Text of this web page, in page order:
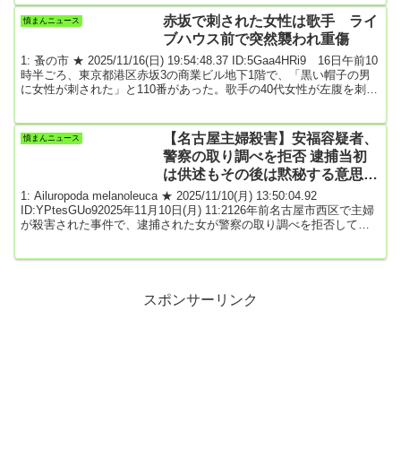
夕、首相官邸。首相は自民の鈴木幹事長と日本維新の会の吉村代表
（大阪府知事）、藤田文武共同代表と向き合い、こう宣言した。出
憤まんニュース
赤坂で刺された女性は歌手 ライ
ブハウス前で突然襲われ重傷
1: 蚤の市 ★ 2025/11/16(日) 19:54:48.37 ID:5Gaa4HRi9 16日午前10
時半ごろ、東京都港区赤坂3の商業ビル地下1階で、「黒い帽子の男
に女性が刺された」と110番があった。歌手の40代女性が左腹を刺さ
視庁は殺人未遂事件として逃げた人物の行方を追っている。警視庁
赤坂署によると、女性は地下1階にあるライブハウス前で、従業員が
憤まんニュース
【名古屋主婦殺害】安福容疑者、
警察の取り調べを拒否 逮捕当初
は供述もその後は黙秘する意思示
す 動機はいまだ明らかにならず
1: Ailuropoda melanoleuca ★ 2025/11/10(月) 13:50:04.92
ID:YPtesGUo92025年11月10日(月) 11:2126年前名古屋市西区で主婦
が殺害された事件で、逮捕された女が警察の取り調べを拒否してい
スポンサーリンク